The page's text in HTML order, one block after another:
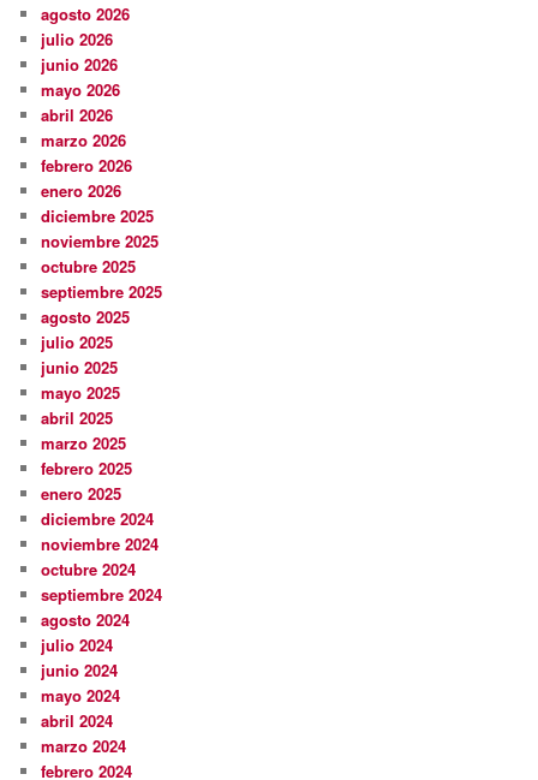
agosto 2026
julio 2026
junio 2026
mayo 2026
abril 2026
marzo 2026
febrero 2026
enero 2026
diciembre 2025
noviembre 2025
octubre 2025
septiembre 2025
agosto 2025
julio 2025
junio 2025
mayo 2025
abril 2025
marzo 2025
febrero 2025
enero 2025
diciembre 2024
noviembre 2024
octubre 2024
septiembre 2024
agosto 2024
julio 2024
junio 2024
mayo 2024
abril 2024
marzo 2024
febrero 2024